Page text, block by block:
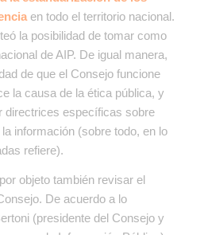
en todo el territorio nacional.
la posibilidad de tomar como
de AIP. De igual manera,
de que el Consejo funcione
la causa de la ética pública, y
directrices específicas sobre
información (sobre todo, en lo
refiere).
objeto también revisar el
De acuerdo a lo
(presidente del Consejo y